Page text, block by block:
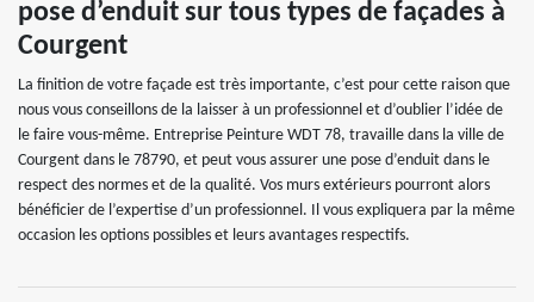
pose d’enduit sur tous types de façades à
Courgent
La finition de votre façade est très importante, c’est pour cette raison que
nous vous conseillons de la laisser à un professionnel et d’oublier l’idée de
le faire vous-même. Entreprise Peinture WDT 78, travaille dans la ville de
Courgent dans le 78790, et peut vous assurer une pose d’enduit dans le
respect des normes et de la qualité. Vos murs extérieurs pourront alors
bénéficier de l’expertise d’un professionnel. Il vous expliquera par la même
occasion les options possibles et leurs avantages respectifs.